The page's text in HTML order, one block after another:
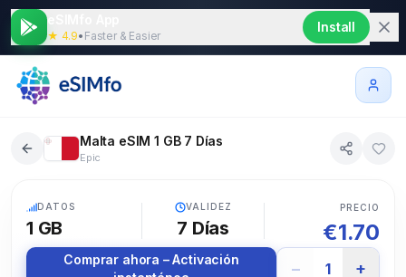
★ 4.9• Faster & Easier
Install
Malta eSIM 1 GB 7 Días
Epic
DATOS
1 GB
VALIDEZ
7 Días
PRECIO
€1.70
Comprar ahora – Activación
− 1 +